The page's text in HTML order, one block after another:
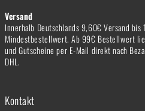
Versand
Innerhalb Deutschlands 9,60€ Versand bis
Mindestbestellwert. Ab 99€ Bestellwert
und Gutscheine per E-Mail direkt nach
DHL.
Kontakt